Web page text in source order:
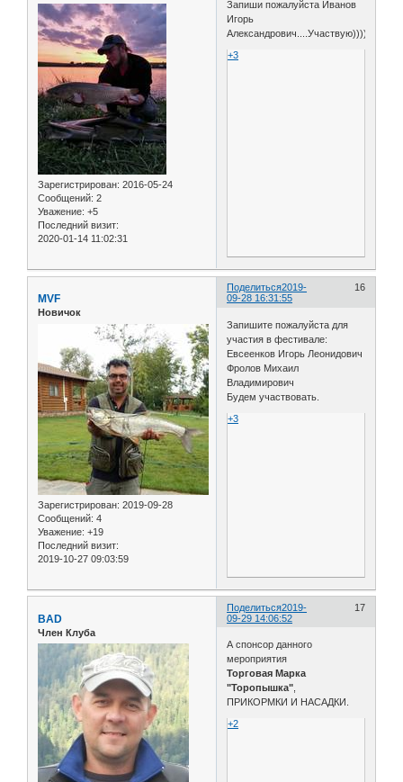
Зарегистрирован: 2016-05-24
Сообщений: 2
Уважение: +5
Последний визит:
2020-01-14 11:02:31
Запиши пожалуйста Иванов
Игорь
Александрович....Участвую))))
+3
Поделиться 16
2019-
09-28 16:31:55
MVF
Новичок
Зарегистрирован: 2019-09-28
Сообщений: 4
Уважение: +19
Последний визит:
2019-10-27 09:03:59
Запишите пожалуйста для
участия в фестивале:
Евсеенков Игорь Леонидович
Фролов Михаил
Владимирович
Будем участвовать.
+3
Поделиться 17
2019-
09-29 14:06:52
BAD
Член Клуба
А спонсор данного
мероприятия
Торговая Марка
"Торопышка"
ПРИКОРМКИ И НАСАДКИ.
+2